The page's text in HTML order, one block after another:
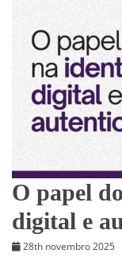
O papel
digital e
28th novembro 2025